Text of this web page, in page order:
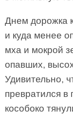
Днем дорожка
и куда менее
мха и мокрой
опавших,
Удивительно,
превратился в
кособоко